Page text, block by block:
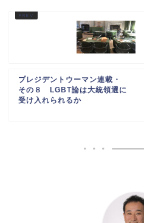
プレジデントウーマン連載・
その８ LGBT論は大統領選に
受け入れられるか